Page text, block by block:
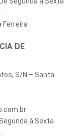
Ferreira
DE
S/N – Santa
à Sexta